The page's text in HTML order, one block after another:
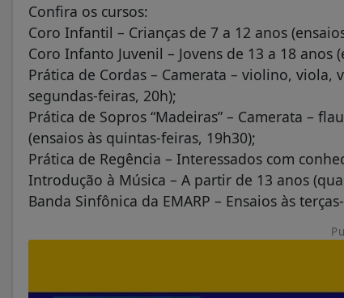
Confira os cursos:
Coro Infantil – Crianças de 7 a 12 anos
Coro Infanto Juvenil – Jovens de 13 a 18 anos
Prática de Cordas – Camerata – violino,
segundas-feiras, 20h);
Prática de Sopros “Madeiras” – Camerata –
(ensaios às quintas-feiras, 19h30);
Prática de Regência – Interessados com
Introdução à Música – A partir de 13 anos
Banda Sinfônica da EMARP – Ensaios às